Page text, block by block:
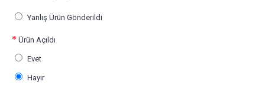
Yanlış Ürün Gönderildi
Ürün Açıldı
Evet
Hayır